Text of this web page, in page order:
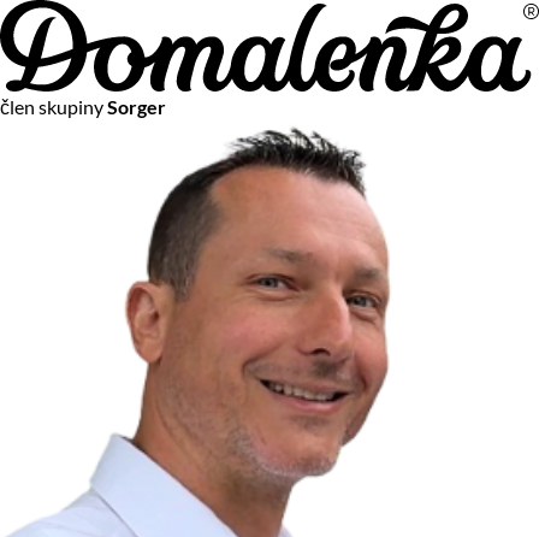
člen skupinySorger
Na vašom súkromí nám záleží
Chceme vám neustále poskytovať tie najlepšie služby.
Vzhľadom k platnej legislatíve od vás ale potrebujeme súhlas
s používaním súborov cookies.
Viac o personalizácii a meraní
Aby sme vedeli, čo sa deje na webových stránkach a aby sme
vám mohli prispôsobiť ponuky na mieru či reklamu,
používame cookies a taktiežslužby spoločnosti Google
Čo sú cookies?
Cookies sú malé textové súbory, ktoré môžu byť používané
webovými stránkami, aby zefektívnili používateľský zážitok.
Vďaka cookies vám môžeme ponúkať služby podľa toho, čo
naozaj hľadáte a chcete nájsť.
Kedykoľvek sa môžete slobodne rozhodnúť, ktoré typy
používania cookies chcete umožniť.